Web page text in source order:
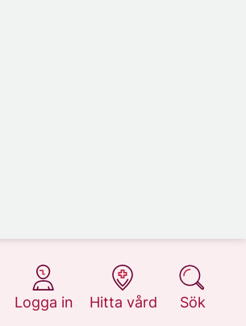
Logga in
på 1177.se
Hitta vård
på 1177.se
Sök
på 1177.se